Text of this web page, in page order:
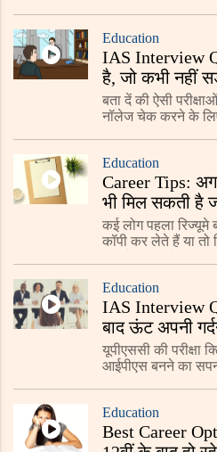
Education
IAS Interview
है, जो कभी नहीं
बता दें की ऐसी
नॉलेज चेक करने के
Education
Career Tips:
भी मिल सकती है
अपना रिज्यूमे
कई लोग पहला रिज्यूमे
कॉपी कर लेते हैं या तो
Education
IAS Interview
बाद ऊंट अपनी
यूपीएससी की
आईपीएस बनने का
Education
Best Career